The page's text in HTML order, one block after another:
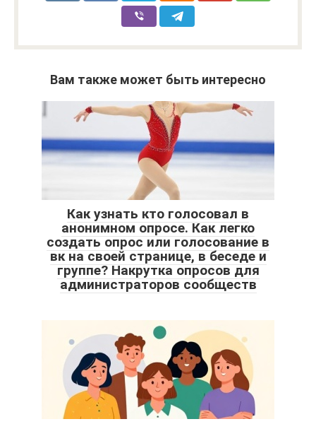
Вам также может быть интересно
Как узнать кто голосовал в
анонимном опросе. Как легко
создать опрос или голосование в
вк на своей странице, в беседе и
группе? Накрутка опросов для
администраторов сообществ